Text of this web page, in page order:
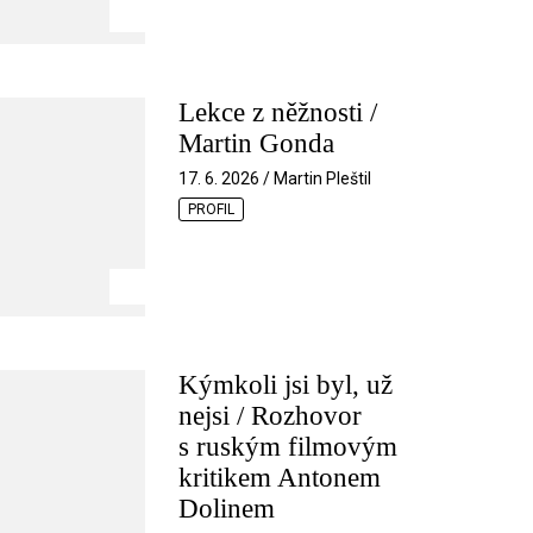
Lekce z něžnosti /
Martin Gonda
17. 6. 2026 / Martin Pleštil
PROFIL
Kýmkoli jsi byl, už
nejsi / Rozhovor
s ruským filmovým
kritikem Antonem
Dolinem